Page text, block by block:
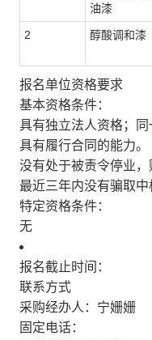
油漆
2 醇酸调和漆
报名单位资格要求
基本资格条件：
具有独立法人资格；
具有履行合同的能力。
没有处于被责令停业，
最近三年内没有骗取
特定资格条件：
无
报名截止时间：
联系方式
采购经办人：宁姗姗
固定电话：